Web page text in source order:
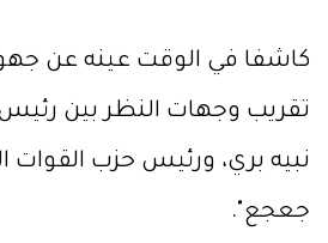
كاشفا في الوقت عينه عن
تقريب وجهات النظر بين
نبيه بري، ورئيس حزب القوات
جعجع".